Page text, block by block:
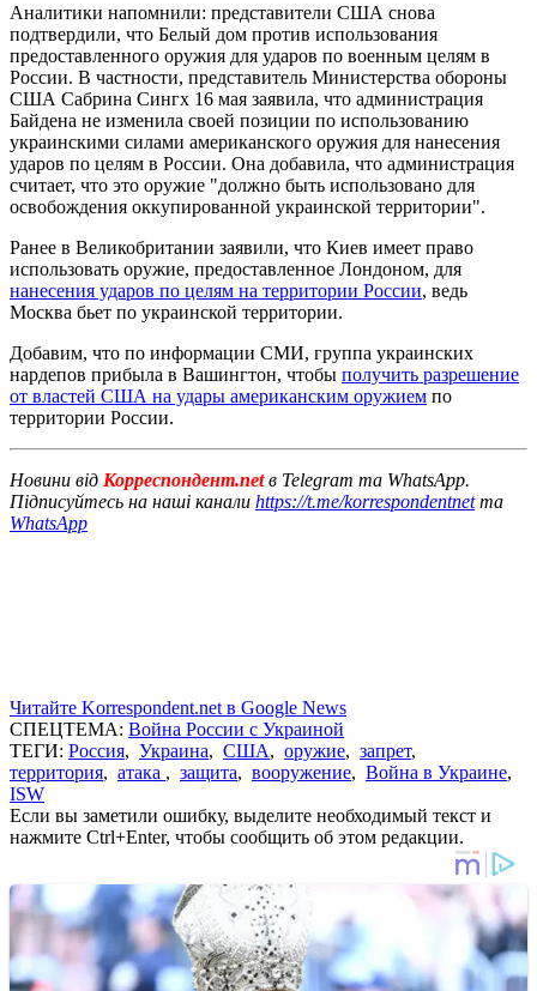
Аналитики напомнили: представители США снова
подтвердили, что Белый дом против использования
предоставленного оружия для ударов по военным целям в
России. В частности, представитель Министерства обороны
США Сабрина Сингх 16 мая заявила, что администрация
Байдена не изменила своей позиции по использованию
украинскими силами американского оружия для нанесения
ударов по целям в России. Она добавила, что администрация
считает, что это оружие "должно быть использовано для
освобождения оккупированной украинской территории".
Ранее в Великобритании заявили, что Киев имеет право
использовать оружие, предоставленное Лондоном, для
нанесения ударов по целям на территории России, ведь
Москва бьет по украинской территории.
Добавим, что по информации СМИ, группа украинских
нардепов прибыла в Вашингтон, чтобы получить разрешение
от властей США на удары американским оружием по
территории России.
Новини від Корреспондент.netв Telegram та WhatsApp.
Підписуйтесь на наші канали https://t.me/korrespondentnetта
WhatsApp
Читайте Korrespondent.net в Google News
СПЕЦТЕМА: Война России с Украиной
ТЕГИ: Россия, Украина, США, оружие, запрет,
территория, атака , защита, вооружение, Война в Украине,
ISW
Если вы заметили ошибку, выделите необходимый текст и
нажмите Ctrl+Enter, чтобы сообщить об этом редакции.